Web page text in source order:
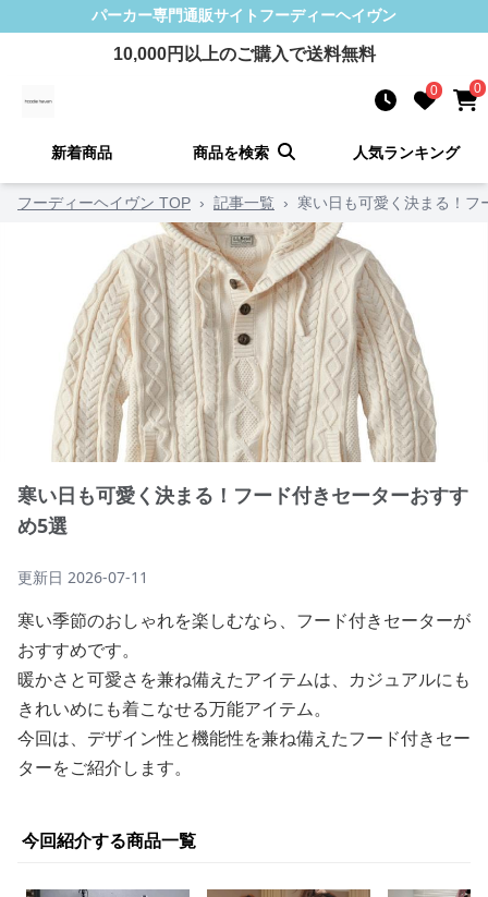
パーカー専門通販サイト フーディーヘイヴン
10,000円以上のご購入で送料無料
0 0
新着商品 商品を検索 人気ランキング
フーディーヘイヴン TOP › 記事一覧 › 寒い日も可愛く決まる！
寒い日も可愛く決まる！フード付きセーターおすす
め5選
更新日 2026-07-11
寒い季節のおしゃれを楽しむなら、フード付きセーターが
おすすめです。
暖かさと可愛さを兼ね備えたアイテムは、カジュアルにも
きれいめにも着こなせる万能アイテム。
今回は、デザイン性と機能性を兼ね備えたフード付きセー
ターをご紹介します。
今回紹介する商品一覧